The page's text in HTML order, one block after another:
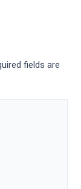
fields are